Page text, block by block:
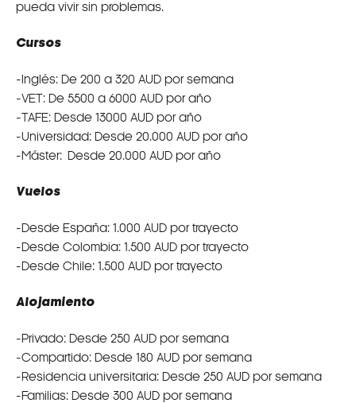
pueda vivir sin problemas.
Cursos
-Inglés: De 200 a 320 AUD por semana
-VET: De 5500 a 6000 AUD por año
-TAFE: Desde 13000 AUD por año
-Universidad: Desde 20.000 AUD por año
-Máster: Desde 20.000 AUD por año
Vuelos
-Desde España: 1.000 AUD por trayecto
-Desde Colombia: 1.500 AUD por trayecto
-Desde Chile: 1.500 AUD por trayecto
Alojamiento
-Privado: Desde 250 AUD por semana
-Compartido: Desde 180 AUD por semana
-Residencia universitaria: Desde 250 AUD por semana
-Familias: Desde 300 AUD por semana